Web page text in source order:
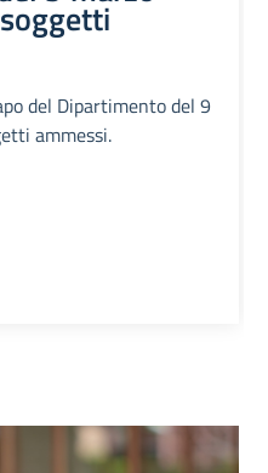
del Dipartimento del 9
ammessi.